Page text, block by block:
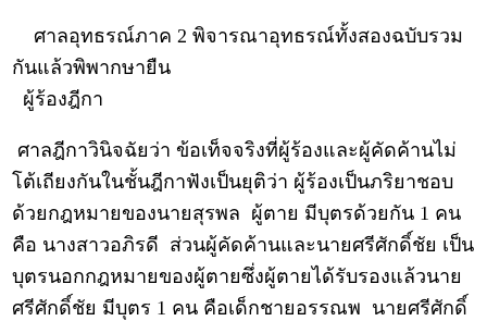
ศาลอุทธรณ์ภาค 2 พิจารณาอุทธรณ์ทั้งสองฉบับรวม
กันแล้วพิพากษายืน
ผู้ร้องฎีกา
ศาลฎีกาวินิจฉัยว่า ข้อเท็จจริงที่ผู้ร้องและผู้คัดค้านไม่
โต้เถียงกันในชั้นฎีกาฟังเป็นยุติว่า ผู้ร้องเป็นภริยาชอบ
ด้วยกฎหมายของนายสุรพล ผู้ตาย มีบุตรด้วยกัน 1 คน
คือ นางสาวอภิรดี ส่วนผู้คัดค้านและนายศรีศักดิ์ชัย เป็น
บุตรนอกกฎหมายของผู้ตายซึ่งผู้ตายได้รับรองแล้วนาย
ศรีศักดิ์ชัย มีบุตร 1 คน คือเด็กชายอรรณพ นายศรีศักดิ์